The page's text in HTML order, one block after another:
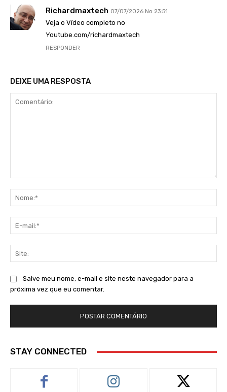
Richardmaxtech 07/07/2026 No 23:51
Veja o Vídeo completo no
Youtube.com/richardmaxtech
RESPONDER
DEIXE UMA RESPOSTA
Salve meu nome, e-mail e site neste navegador para a
próxima vez que eu comentar.
STAY CONNECTED